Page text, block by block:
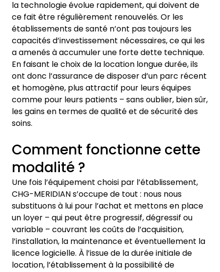
la technologie évolue rapidement, qui doivent de
ce fait être régulièrement renouvelés. Or les
établissements de santé n’ont pas toujours les
capacités d’investissement nécessaires, ce qui les
a amenés à accumuler une forte dette technique.
En faisant le choix de la location longue durée, ils
ont donc l’assurance de disposer d’un parc récent
et homogène, plus attractif pour leurs équipes
comme pour leurs patients – sans oublier, bien sûr,
les gains en termes de qualité et de sécurité des
soins.
Comment fonctionne cette
modalité ?
Une fois l’équipement choisi par l’établissement,
CHG-MERIDIAN s’occupe de tout : nous nous
substituons à lui pour l’achat et mettons en place
un loyer – qui peut être progressif, dégressif ou
variable – couvrant les coûts de l’acquisition,
l’installation, la maintenance et éventuellement la
licence logicielle. À l’issue de la durée initiale de
location, l’établissement à la possibilité de